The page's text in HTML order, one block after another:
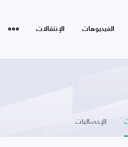
الفيديوهات الإنتقالات
الإحصائيات